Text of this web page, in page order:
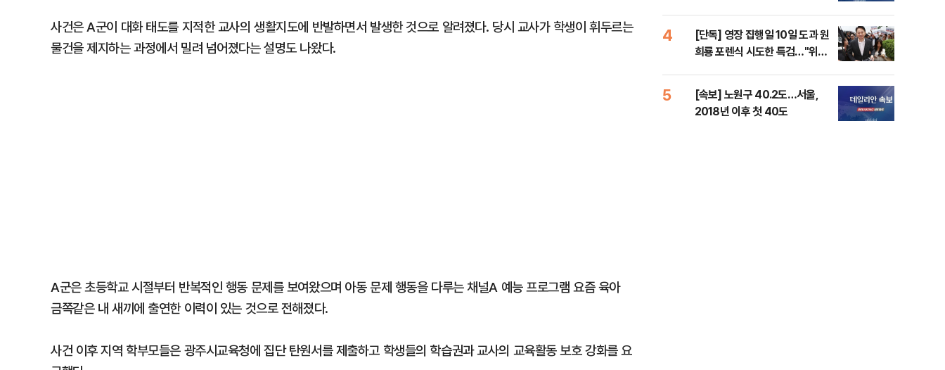
사건은 A군이 대화 태도를 지적한 교사의 생활지도에 반발하면서 발생한 것으로 알려졌다. 당시 교사가 학생이 휘두르는
물건을 제지하는 과정에서 밀려 넘어졌다는 설명도 나왔다.
A군은 초등학교 시절부터 반복적인 행동 문제를 보여왔으며 아동 문제 행동을 다루는 채널A 예능 프로그램 요즘 육아
금쪽같은 내 새끼에 출연한 이력이 있는 것으로 전해졌다.
사건 이후 지역 학부모들은 광주시교육청에 집단 탄원서를 제출하고 학생들의 학습권과 교사의 교육활동 보호 강화를 요
4
[단독] 영장 집행일 10일 도과 원
희룡 포렌식 시도한 특검…"위법
5
[속보] 노원구 40.2도…서울,
2018년 이후 첫 40도